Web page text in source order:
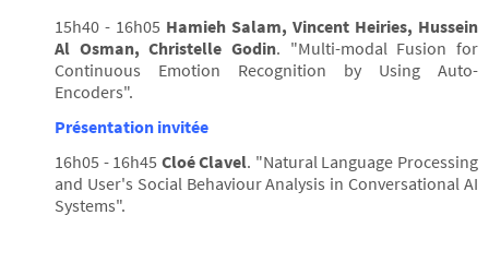
15h40 - 16h05 Hamieh Salam, Vincent Heiries, Hussein
Al Osman, Christelle Godin. "Multi-modal Fusion for
Continuous Emotion Recognition by Using Auto-
Encoders".
Présentation invitée
16h05 - 16h45 Cloé Clavel. "Natural Language Processing
and User's Social Behaviour Analysis in Conversational AI
Systems".